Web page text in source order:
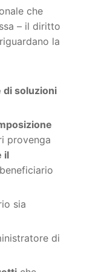
che
– il diritto
la
di soluzioni
provenga
il
sia
di